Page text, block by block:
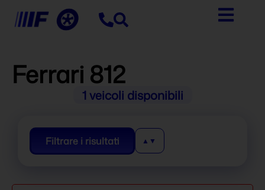
Ferrari 812
1 veicoli disponibili
Filtrare i risultati